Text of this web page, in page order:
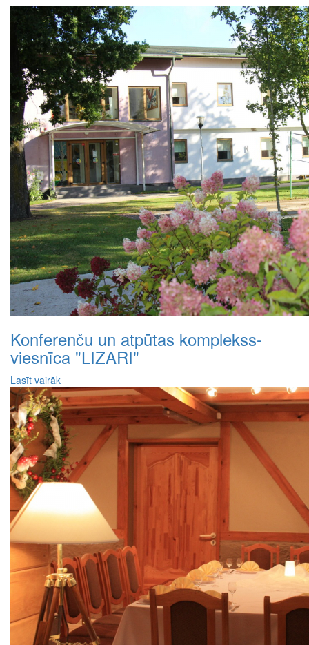
Konferenču un atpūtas komplekss-
viesnīca "LIZARI"
Lasīt vairāk